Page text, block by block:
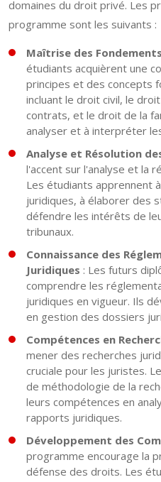
domaines du droit privé. Les
programme sont les suivants :
Maîtrise des
étudiants acquièrent une
principes et des concepts
incluant le droit civil, le
contrats, et le droit de la
analyser et à interpréter
Analyse et Résolution
l'accent sur l'analyse et la
Les étudiants apprennent
juridiques, à élaborer des
défendre les intérêts de
tribunaux.
Connaissance des
Juridiques : Les futurs
comprendre les
juridiques en vigueur. Ils
en gestion des dossiers
Compétences en
mener des recherches
cruciale pour les juristes.
de méthodologie de la
leurs compétences en
rapports juridiques.
Développement des
programme encourage la
défense des droits. Les